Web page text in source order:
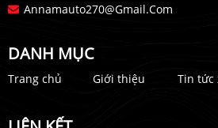
Annamauto270@gmail.com
DANH MỤC
Trang chủ Giới thiệu Tin tức